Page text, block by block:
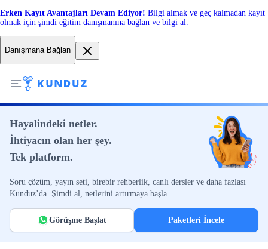
Erken Kayıt Avantajları Devam Ediyor! Bilgi almak ve geç kalmadan kayıt
olmak için şimdi eğitim danışmanına bağlan ve bilgi al.
Danışmana Bağlan
Hayalindeki netler.
İhtiyacın olan her şey.
Tek platform.
Soru çözüm, yayın seti, birebir rehberlik, canlı dersler ve daha fazlası
Kunduz’da. Şimdi al, netlerini artırmaya başla.
Görüşme Başlat Paketleri İncele